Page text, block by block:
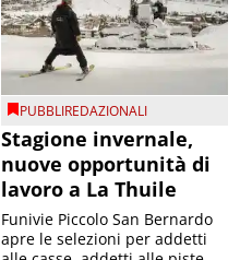
PUBBLIREDAZIONALI
Stagione invernale,
nuove opportunità di
lavoro a La Thuile
Funivie Piccolo San Bernardo
apre le selezioni per addetti